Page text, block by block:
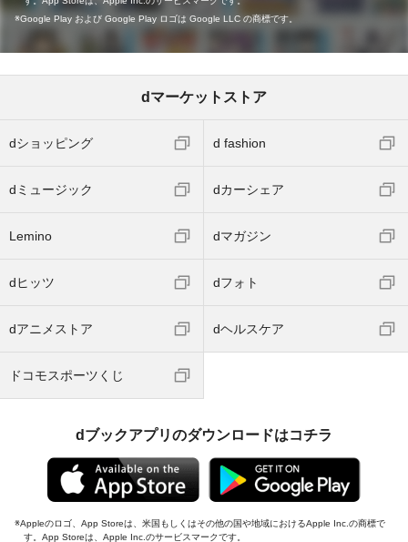
Google Play および Google Play ロゴは Google LLC の商標です。
dマーケットストア
dショッピング d fashion
dミュージック dカーシェア
Lemino dマガジン
dヒッツ dフォト
dアニメストア dヘルスケア
ドコモスポーツくじ
dブックアプリのダウンロードはコチラ
Appleのロゴ、App Storeは、米国もしくはその他の国や地域におけるApple Inc.の商標で
す。App Storeは、Apple Inc.のサービスマークです。